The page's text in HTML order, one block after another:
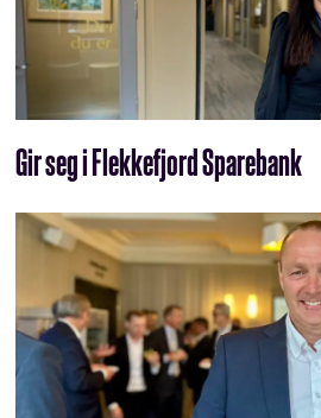
Gir seg i Flekkefjord Sparebank